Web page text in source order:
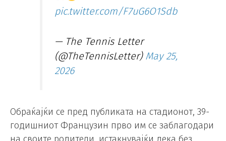
pic.twitter.com/F7uG6O1Sdb
— The Tennis Letter
(@TheTennisLetter) May 25,
2026
Обраќајќи се пред публиката на стадионот, 39-
годишниот Французин прво им се заблагодари